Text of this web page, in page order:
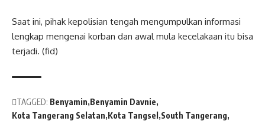
Saat ini, pihak kepolisian tengah mengumpulkan informasi
lengkap mengenai korban dan awal mula kecelakaan itu bisa
terjadi. (fid)
TAGGED: Benyamin Benyamin Davnie
Kota Tangerang Selatan Kota Tangsel South Tangerang